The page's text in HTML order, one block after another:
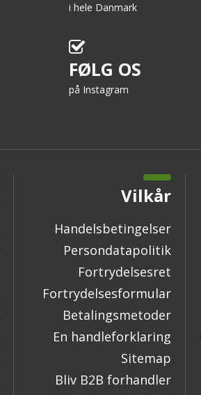
i hele Danmark
FØLG OS
på Instagram
Vilkår
Handelsbetingelser
Persondatapolitik
Fortrydelsesret
Fortrydelsesformular
Betalingsmetoder
En handleforklaring
Sitemap
Bliv B2B forhandler